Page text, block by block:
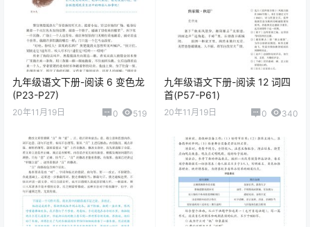
九年级语文下册-阅读 6 变色龙
(P23-P27)
20年11月19日 0 519
九年级语文下册-阅读 12 词四
首(P57-P61)
20年11月19日 0 340